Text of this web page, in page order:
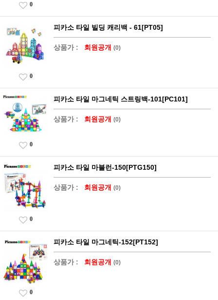
0
피카소 타일 빌딩 캐리백 - 61[PT05]
상품가 : 회원공개 (0)
0
피카소 타일 마그네틱 스트링백-101[PC101]
상품가 : 회원공개 (0)
0
피카소 타일 마블런-150[PTG150]
상품가 : 회원공개 (0)
0
피카소 타일 마그네틱-152[PT152]
상품가 : 회원공개 (0)
0